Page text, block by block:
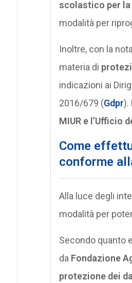
scolastico per la
modalità per
Inoltre, con la
materia di
indicazioni ai
2016/679 (Gdpr).
MIUR e l’Ufficio
Come
conforme
Alla luce degli
modalità per
Secondo quanto
da Fondazione
protezione dei